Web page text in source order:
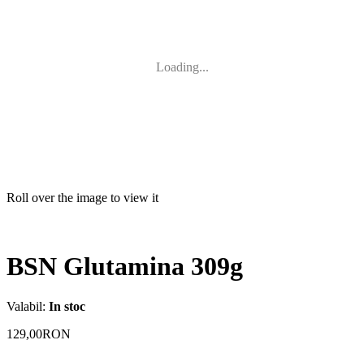
Loading...
Roll over the image to view it
BSN Glutamina 309g
Valabil: In stoc
129,00RON